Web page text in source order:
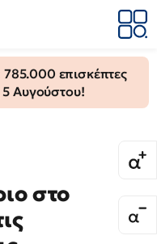
επισκέπτες
5 Αυγούστου!
στο